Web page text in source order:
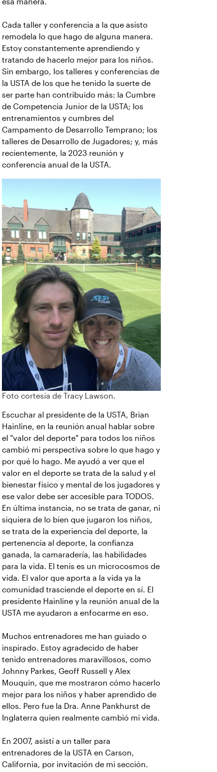
esa manera.
Cada taller y conferencia a la que asisto
remodela lo que hago de alguna manera.
Estoy constantemente aprendiendo y
tratando de hacerlo mejor para los niños.
Sin embargo, los talleres y conferencias de
la USTA de los que he tenido la suerte de
ser parte han contribuido más: la Cumbre
de Competencia Junior de la USTA; los
entrenamientos y cumbres del
Campamento de Desarrollo Temprano; los
talleres de Desarrollo de Jugadores; y, más
recientemente, la 2023 reunión y
conferencia anual de la USTA.
Foto cortesía de Tracy Lawson.
Escuchar al presidente de la USTA, Brian
Hainline, en la reunión anual hablar sobre
el "valor del deporte" para todos los niños
cambió mi perspectiva sobre lo que hago y
por qué lo hago. Me ayudó a ver que el
valor en el deporte se trata de la salud y el
bienestar físico y mental de los jugadores y
ese valor debe ser accesible para TODOS.
En última instancia, no se trata de ganar, ni
siquiera de lo bien que jugaron los niños,
se trata de la experiencia del deporte, la
pertenencia al deporte, la confianza
ganada, la camaradería, las habilidades
para la vida. El tenis es un microcosmos de
vida. El valor que aporta a la vida ya la
comunidad trasciende el deporte en sí. El
presidente Hainline y la reunión anual de la
USTA me ayudaron a enfocarme en eso.
Muchos entrenadores me han guiado o
inspirado. Estoy agradecido de haber
tenido entrenadores maravillosos, como
Johnny Parkes, Geoff Russell y Alex
Mouquin, que me mostraron cómo hacerlo
mejor para los niños y haber aprendido de
ellos. Pero fue la Dra. Anne Pankhurst de
Inglaterra quien realmente cambió mi vida.
En 2007, asistí a un taller para
entrenadores de la USTA en Carson,
California, por invitación de mi sección.